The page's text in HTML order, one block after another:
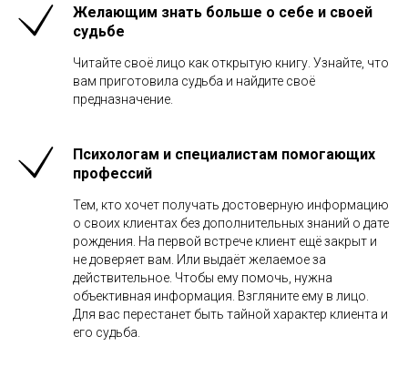
Желающим знать больше о себе и своей
судьбе
Читайте своё лицо как открытую книгу. Узнайте, что
вам приготовила судьба и найдите своё
предназначение.
Психологам и специалистам помогающих
профессий
Тем, кто хочет получать достоверную информацию
о своих клиентах без дополнительных знаний о дате
рождения. На первой встрече клиент ещё закрыт и
не доверяет вам. Или выдаёт желаемое за
действительное. Чтобы ему помочь, нужна
объективная информация. Взгляните ему в лицо.
Для вас перестанет быть тайной характер клиента и
его судьба.